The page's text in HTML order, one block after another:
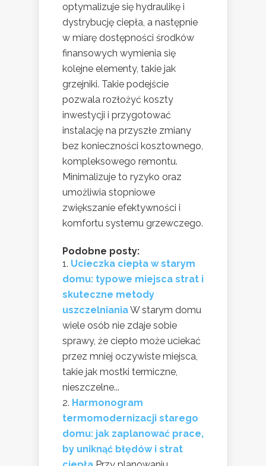
optymalizuje się hydraulikę i
dystrybucję ciepła, a następnie
w miarę dostępności środków
finansowych wymienia się
kolejne elementy, takie jak
grzejniki. Takie podejście
pozwala rozłożyć koszty
inwestycji i przygotować
instalację na przyszłe zmiany
bez konieczności kosztownego,
kompleksowego remontu.
Minimalizuje to ryzyko oraz
umożliwia stopniowe
zwiększanie efektywności i
komfortu systemu grzewczego.
Podobne posty:
Ucieczka ciepła w starym
domu: typowe miejsca strat i
skuteczne metody
uszczelnianiaW starym domu
wiele osób nie zdaje sobie
sprawy, że ciepło może uciekać
przez mniej oczywiste miejsca,
takie jak mostki termiczne,
nieszczelne...
Harmonogram
termomodernizacji starego
domu: jak zaplanować prace,
by uniknąć błędów i strat